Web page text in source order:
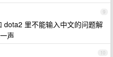
9
里不能输入中文的问题解
声
10